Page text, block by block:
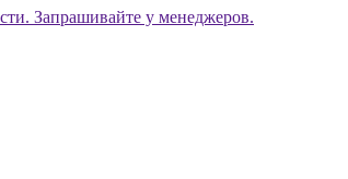
Запрашивайте у менеджеров.